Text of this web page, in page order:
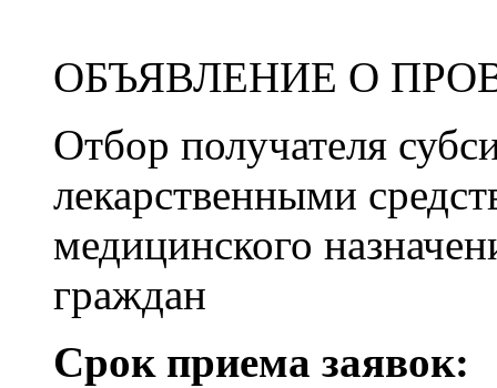
ОБЪЯВЛЕНИЕ О
Отбор получателя
лекарственными
медицинского
граждан
Срок приема заявок: